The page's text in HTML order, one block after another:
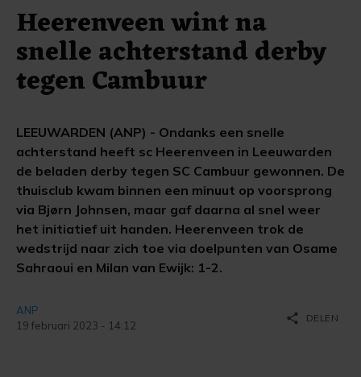
Heerenveen wint na
snelle achterstand derby
tegen Cambuur
LEEUWARDEN (ANP) - Ondanks een snelle
achterstand heeft sc Heerenveen in Leeuwarden
de beladen derby tegen SC Cambuur gewonnen. De
thuisclub kwam binnen een minuut op voorsprong
via Bjørn Johnsen, maar gaf daarna al snel weer
het initiatief uit handen. Heerenveen trok de
wedstrijd naar zich toe via doelpunten van Osame
Sahraoui en Milan van Ewijk: 1-2.
ANP
19 februari 2023 - 14:12
share DELEN